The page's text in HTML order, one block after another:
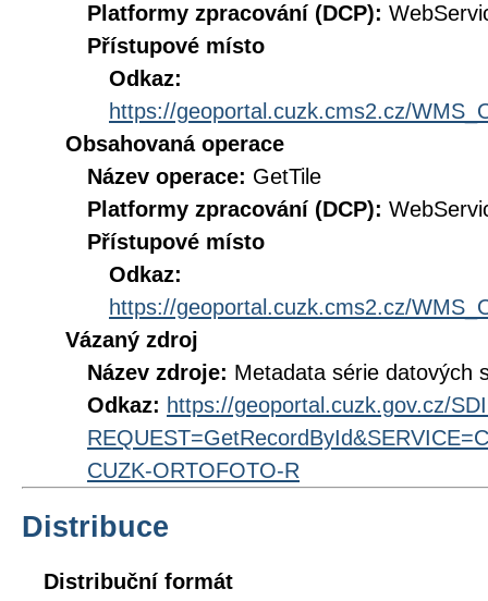
Platformy zpracování (DCP):
Přístupové místo
Odkaz:
https://geoportal.cuzk.cms2.cz/
Obsahovaná operace
Název operace: GetTile
Platformy zpracování (DCP):
Přístupové místo
Odkaz:
https://geoportal.cuzk.cms2.cz/
Vázaný zdroj
Název zdroje: Metadata série datových
Odkaz: https://geoportal.cuzk.gov.cz/
CUZK-ORTOFOTO-R
Distribuce
Distribuční formát